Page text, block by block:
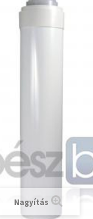
Nagyítás